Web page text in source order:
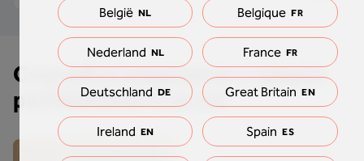
Ce profil d'adaptation s'adapte
parfaitement à ce sol
Choix de Gregg Sulkin
België NL Belgique FR
Nederland NL France FR
Deutschland DE Great Britain EN
Ireland EN Spain ES